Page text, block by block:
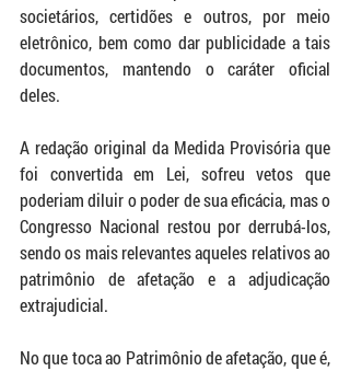
societários, certidões e outros, por meio
eletrônico, bem como dar publicidade a tais
documentos, mantendo o caráter oficial
deles.
A redação original da Medida Provisória que
foi convertida em Lei, sofreu vetos que
poderiam diluir o poder de sua eficácia, mas o
Congresso Nacional restou por derrubá-los,
sendo os mais relevantes aqueles relativos ao
patrimônio de afetação e a adjudicação
extrajudicial.
No que toca ao Patrimônio de afetação, que é,